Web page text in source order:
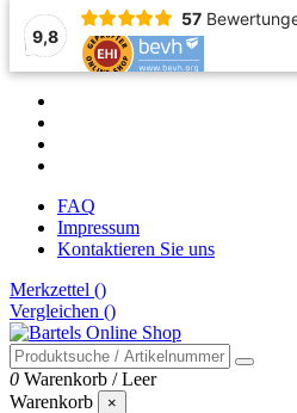
9,8
57
FAQ
Impressum
Kontaktieren Sie uns
Merkzettel ()
Vergleichen ()
0 Warenkorb /Leer
Warenkorb
×